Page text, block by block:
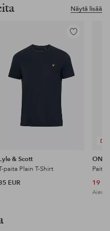
Näytä lisää
Lisää
& Scott
paita Plain T-Shirt
EUR
19